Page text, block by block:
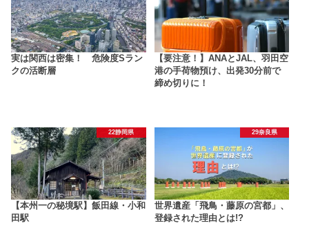
実は関西は密集！ 危険度Sラン
クの活断層
【要注意！】ANAとJAL、羽田空
港の手荷物預け、出発30分前で
締め切りに！
22静岡県
【本州一の秘境駅】飯田線・小和
田駅
29奈良県
世界遺産「飛鳥・藤原の宮都」、
登録された理由とは!?